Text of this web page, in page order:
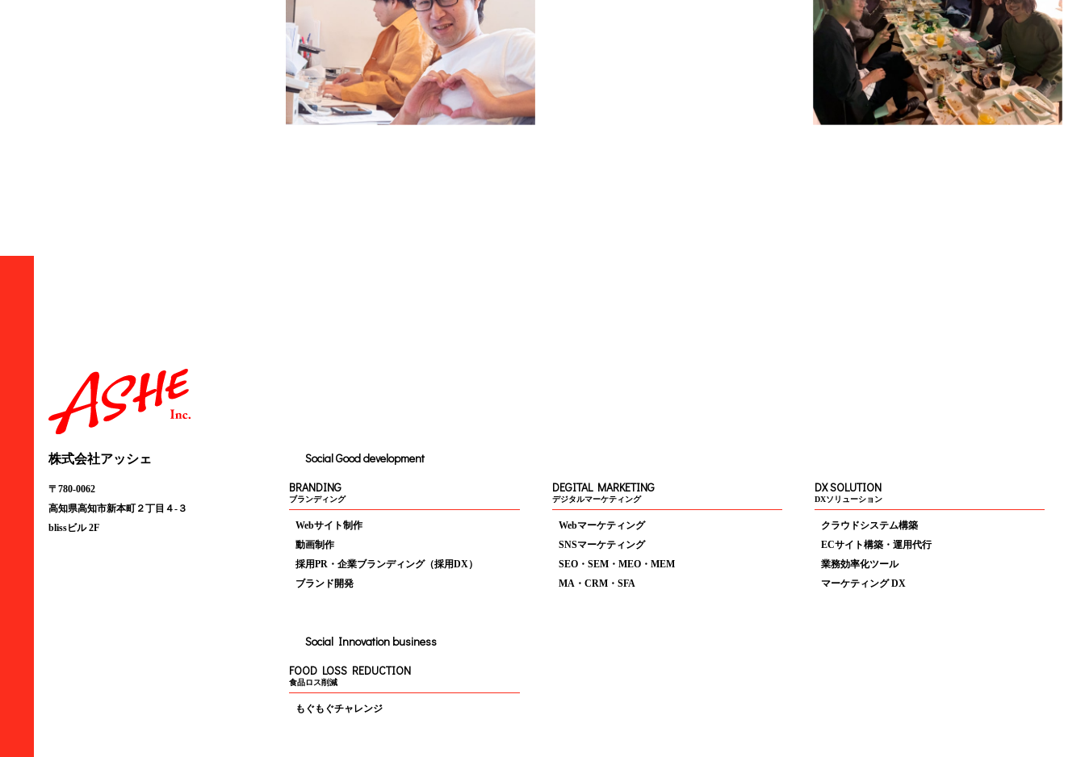
株式会社アッシェ
〒780-0062
高知県高知市新本町２丁目４-３
blissビル 2F
Social Good development
BRANDING
ブランディング
Webサイト制作
動画制作
採用PR・企業ブランディング（採用DX）
ブランド開発
DEGITAL MARKETING
デジタルマーケティング
Webマーケティング
SNSマーケティング
SEO・SEM・MEO・MEM
MA・CRM・SFA
DX SOLUTION
DXソリューション
クラウドシステム構築
ECサイト構築・運用代行
業務効率化ツール
マーケティング DX
Social Innovation business
FOOD LOSS REDUCTION
食品ロス削減
もぐもぐチャレンジ